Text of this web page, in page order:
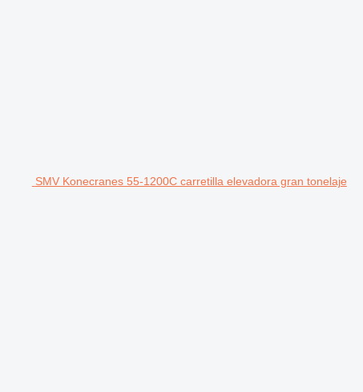
SMV Konecranes 55-1200C carretilla elevadora gran tonelaje